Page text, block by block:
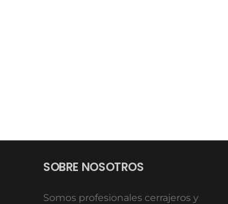
SOBRE NOSOTROS
Somos profesionales cerrajeros y